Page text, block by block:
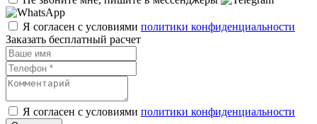
Я согласен с условиями политики конфиденциальности
Заказать бесплатный расчет
Я согласен с условиями политики конфиденциальности